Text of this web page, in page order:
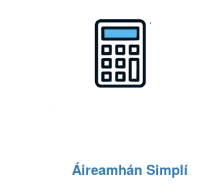
Áireamhán Simplí